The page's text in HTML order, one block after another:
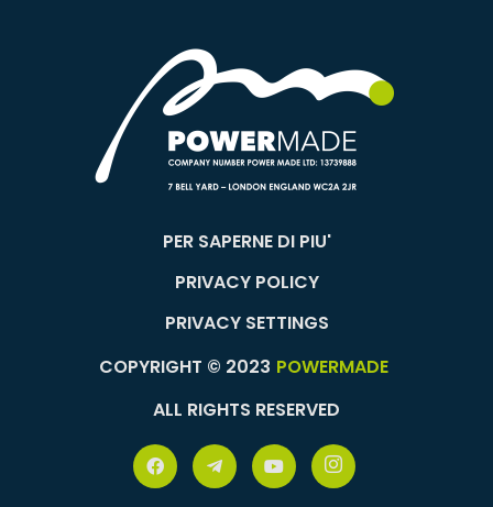
PER SAPERNE DI PIU'
PRIVACY POLICY
PRIVACY SETTINGS
COPYRIGHT © 2023 POWERMADE
ALL RIGHTS RESERVED